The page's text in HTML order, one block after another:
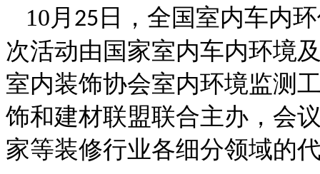
10月 25 日，全国室内车内
次活动由国家室内车内环境
室内装饰协会室内环境监测
饰和建材联盟联合主办， 会
家等装修行业各细分领域的